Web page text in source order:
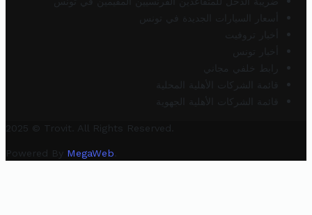
أسعار السيارات الجديدة في تونس
أخبار تروفيت
أخبار تونس
رابط خلفي مجاني
قائمة الشركات الأهلية المحلية
قائمة الشركات الأهلية الجهوية
2025 © Trovit. All Rights Reserved.
Powered By MegaWeb